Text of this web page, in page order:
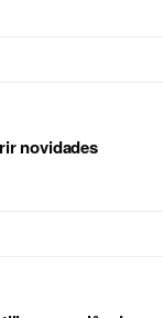
novidades